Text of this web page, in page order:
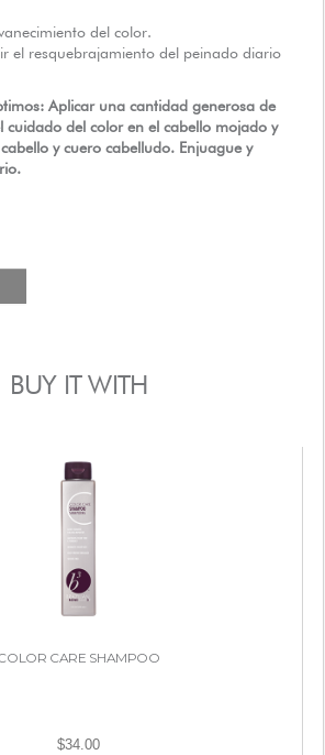
del color.
el resquebrajamiento del peinado diario
Aplicar una cantidad generosa de
cuidado del color en el cabello mojado y
y cuero cabelludo. Enjuague y
BUY IT WITH
CARE SHAMPOO
$34.00